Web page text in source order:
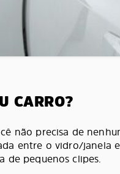
CARRO?
não precisa de
entre o vidro/janela
de pequenos clipes.